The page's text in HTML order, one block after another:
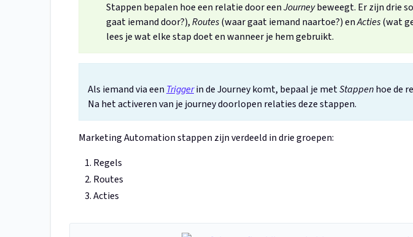
Stappen bepalen hoe een relatie door eenJourneybeweegt. Er zijn drie
gaat iemand door?),Routes(waar gaat iemand naartoe?) enActies(wat
lees je wat elke stap doet en wanneer je hem gebruikt.
Als iemand via een Triggerin de Journey komt, bepaal je metStappenhoe de
Na het activeren van je journey doorlopen relaties deze stappen.
Marketing Automation stappen zijn verdeeld in drie groepen:
Regels
Routes
Acties